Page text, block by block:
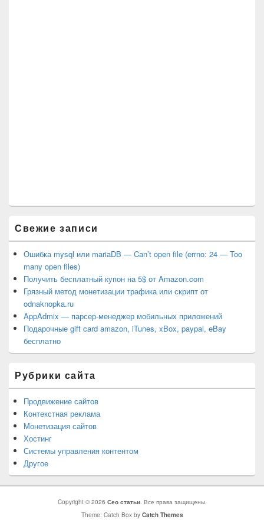
Свежие записи
Ошибка mysql или mariaDB — Can’t open file (errno: 24 — Too
many open files)
Получить бесплатный купон на 5$ от Amazon.com
Грязный метод монетизации трафика или скрипт от
odnaknopka.ru
AppAdmix — парсер-менеджер мобильных приложений
Подарочные gift card amazon, iTunes, xBox, paypal, eBay
бесплатно
Рубрики сайта
Продвижение сайтов
Контекстная реклама
Монетизация сайтов
Хостинг
Системы управления контентом
Другое
Copyright © 2026 Сео статьи. Все права защищены.
Theme: Catch Box by Catch Themes